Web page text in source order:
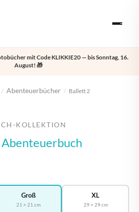
mit Code KLIKKIE20 — bis Sonntag, 16.
August! 🎁
/ Abenteuerbücher / Ballett 2
KOLLEKTION
Groß
21 × 21 cm
XL
29 × 29 cm